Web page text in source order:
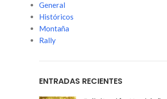
General
Históricos
Montaña
Rally
ENTRADAS RECIENTES